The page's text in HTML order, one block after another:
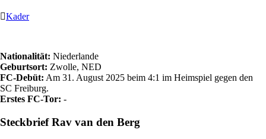
Kader
Nationalität: Niederlande
Geburtsort: Zwolle, NED
FC-Debüt: Am 31. August 2025 beim 4:1 im Heimspiel gegen den
SC Freiburg.
Erstes FC-Tor: -
Steckbrief Rav van den Berg